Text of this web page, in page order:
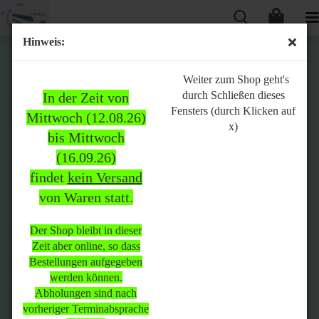
Hinweis:
In der Zeit von
Mittwoch (12.08.26)
bis Mittwoch
(16.09.26)
findet kein Versand
von Waren statt.
Der Shop bleibt in dieser
Zeit aber online, so dass
Bestellungen aufgegeben
werden können.
Abholungen sind nach
vorheriger Terminabsprache
Weiter zum Shop geht's
durch Schließen dieses
Fensters (durch Klicken auf
x)
Bitte
beachten:
In der Zeit von Mittwoch
(12.08.26) bis Mittwoch
(16.09.26)
statt.
Der Shop bleibt in dieser Zeit
aber online, so dass
Bestellungen aufgegeben
werden können.